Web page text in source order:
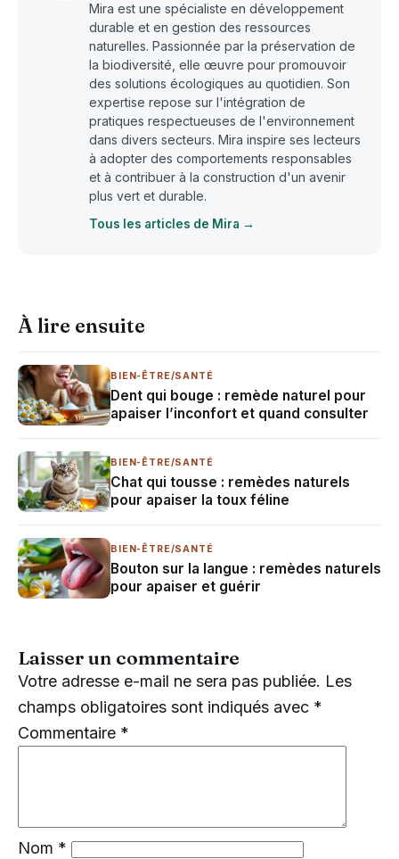
Mira est une spécialiste en développement
durable et en gestion des ressources
naturelles. Passionnée par la préservation de
la biodiversité, elle œuvre pour promouvoir
des solutions écologiques au quotidien. Son
expertise repose sur l'intégration de
pratiques respectueuses de l'environnement
dans divers secteurs. Mira inspire ses lecteurs
à adopter des comportements responsables
et à contribuer à la construction d'un avenir
plus vert et durable.
Tous les articles de Mira →
À lire ensuite
BIEN-ÊTRE/SANTÉ
Dent qui bouge : remède naturel pour
apaiser l’inconfort et quand consulter
BIEN-ÊTRE/SANTÉ
Chat qui tousse : remèdes naturels
pour apaiser la toux féline
BIEN-ÊTRE/SANTÉ
Bouton sur la langue : remèdes naturels
pour apaiser et guérir
Laisser un commentaire
Votre adresse e-mail ne sera pas publiée. Les
champs obligatoires sont indiqués avec *
Commentaire *
Nom *